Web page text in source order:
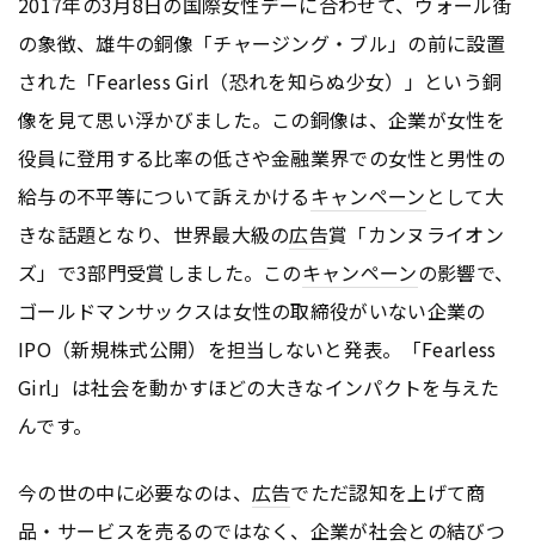
の象徴、雄牛の銅像「チャージング・ブル」の前に設置
された「Fearless Girl（恐れを知らぬ少女）」という銅
像を見て思い浮かびました。この銅像は、企業が女性を
役員に登用する比率の低さや金融業界での女性と男性の
給与の不平等について訴えかけるキャンペーン として大
きな話題となり、世界最大級の広告賞「カンヌライオン
ズ」で3部門受賞しました。このキャンペーンの影響で、
ゴールドマンサックスは女性の取締役がいない企業の
IPO（新規株式公開）を担当しないと発表。「Fearless
Girl」は社会を動かすほどの大きなインパクトを与えた
んです。
今の世の中に必要なのは、 広告でただ認知を上げて商
品・サービスを売るのではなく、企業が社会との結びつ